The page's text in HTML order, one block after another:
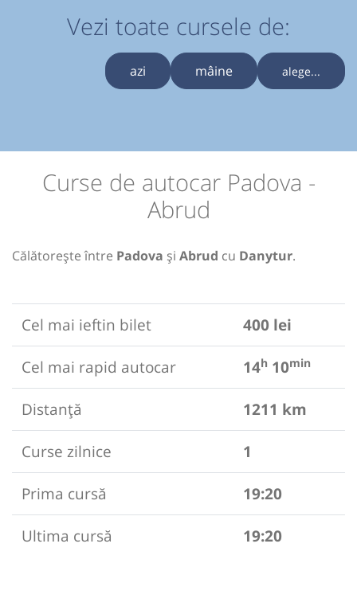
Vezi toate cursele de:
azi mâine alege...
Curse de autocar Padova -
Abrud
Călătorește între Padova și Abrud cu Danytur.
Cel mai ieftin bilet
400 lei
Cel mai rapid autocar
14h 10min
Distanță
1211 km
Curse zilnice
1
Prima cursă
19:20
Ultima cursă
19:20